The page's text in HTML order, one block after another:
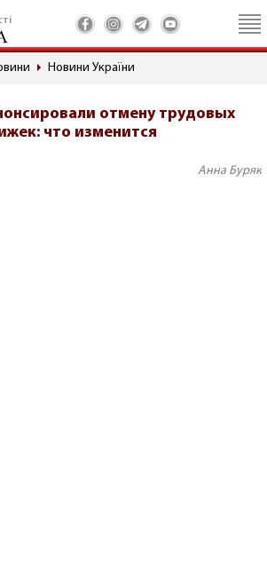
Новини України
отмену трудовых
что изменится
Анна Буряк